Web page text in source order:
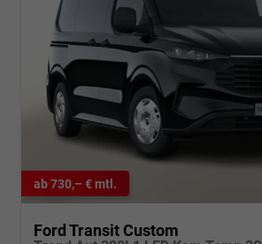
ab 730,– € mtl.
Ford Transit Custom